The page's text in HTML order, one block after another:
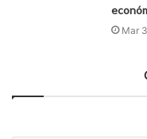
Mar